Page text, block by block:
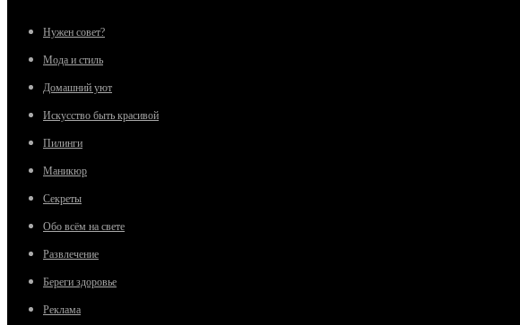
Нужен совет?
Мода и стиль
Домашний уют
Искусство быть красивой
Пилинги
Маникюр
Секреты
Обо всём на свете
Развлечение
Береги здоровье
Реклама